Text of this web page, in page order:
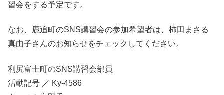
習会をする予定です。
なお、鹿追町のSNS講習会の参加希望者は、柿田まさる
真由子さんのお知らせをチェックしてください。
利尻富士町のSNS講習会部員
活動記号 ／ Ky-4586